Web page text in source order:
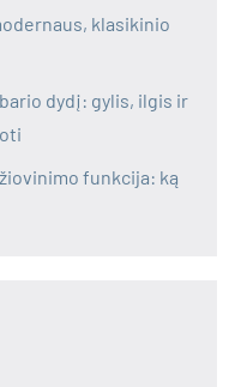
klasikinio
dydį: gylis, ilgis ir
funkcija: ką